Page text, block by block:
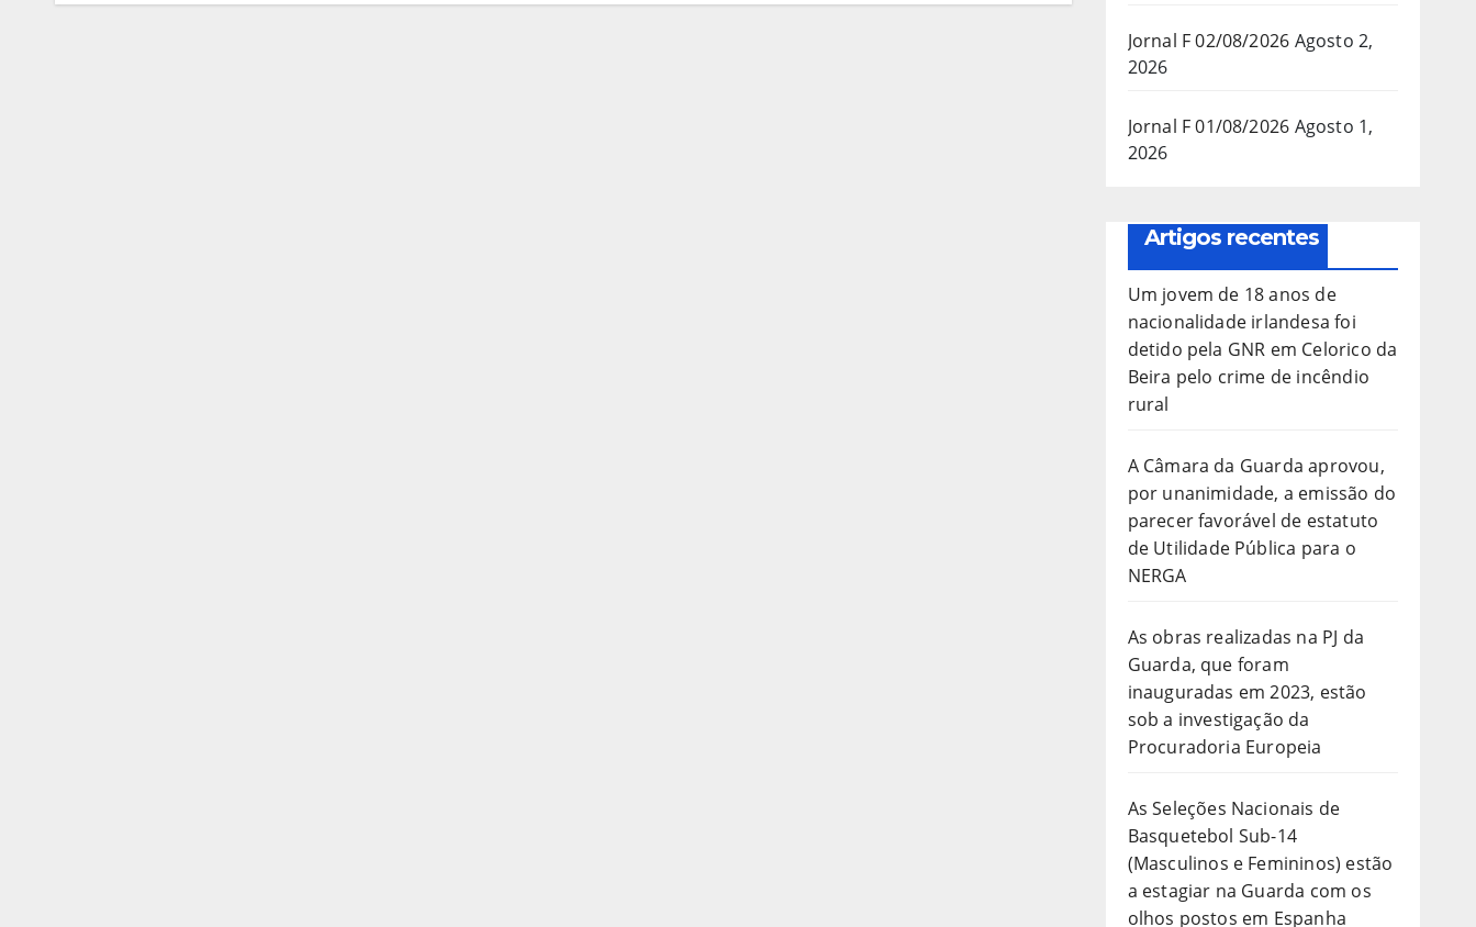
Jornal F 02/08/2026 Agosto 2,
2026
Jornal F 01/08/2026 Agosto 1,
2026
Artigos recentes
Um jovem de 18 anos de
nacionalidade irlandesa foi
detido pela GNR em Celorico da
Beira pelo crime de incêndio
rural
A Câmara da Guarda aprovou,
por unanimidade, a emissão do
parecer favorável de estatuto
de Utilidade Pública para o
NERGA
As obras realizadas na PJ da
Guarda, que foram
inauguradas em 2023, estão
sob a investigação da
Procuradoria Europeia
As Seleções Nacionais de
Basquetebol Sub-14
(Masculinos e Femininos) estão
a estagiar na Guarda com os
olhos postos em Espanha